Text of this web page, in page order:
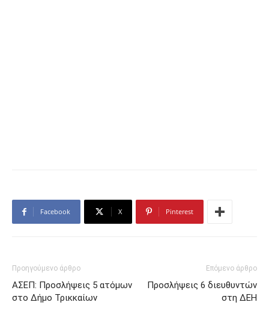
Facebook X Pinterest
Προηγούμενο άρθρο
ΑΣΕΠ: Προσλήψεις 5 ατόμων
στο Δήμο Τρικκαίων
Επόμενο άρθρο
Προσλήψεις 6 διευθυντών
στη ΔΕΗ